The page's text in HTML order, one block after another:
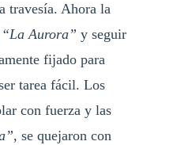
travesía. Ahora la
“La Aurora” y seguir
fijado para
tarea fácil. Los
con fuerza y las
se quejaron con